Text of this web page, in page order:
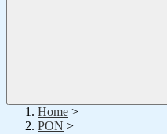
Home >
PON >